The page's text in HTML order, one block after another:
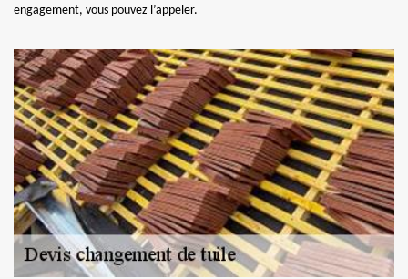
engagement, vous pouvez l’appeler.